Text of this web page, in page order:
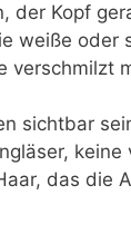
der Kopf
weiße oder
verschmilzt
sichtbar
keine
das die